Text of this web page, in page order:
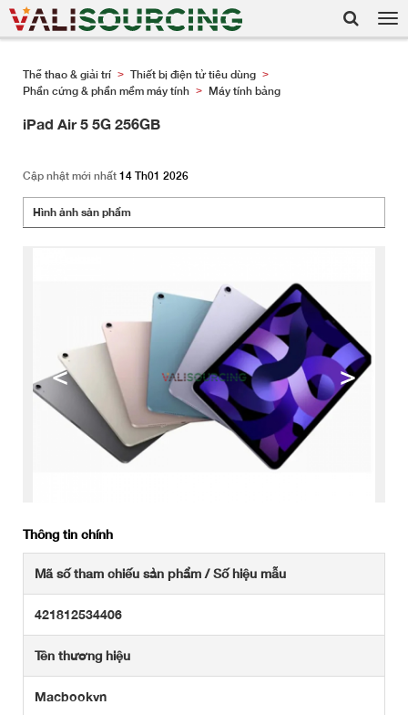
Thể thao & giải trí > Thiết bị điện tử tiêu dùng >
Phần cứng & phần mềm máy tính > Máy tính bảng
iPad Air 5 5G 256GB
Cập nhật mới nhất 14 Th01 2026
Hình ảnh sản phẩm
< >
Thông tin chính
Mã số tham chiếu sản phẩm / Số hiệu mẫu
421812534406
Tên thương hiệu
Macbookvn